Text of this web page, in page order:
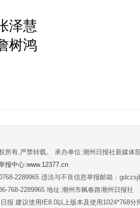
泽慧
树鸿
所有,严禁转载。 承办单位:潮州日报社新媒体
报中心:www.12377.cn
2289965 违法与不良信息举报邮箱：
768-2289965 地址:潮州市枫春路潮州日报社
报 建议使用IE8.0以上版本及使用1024*768分